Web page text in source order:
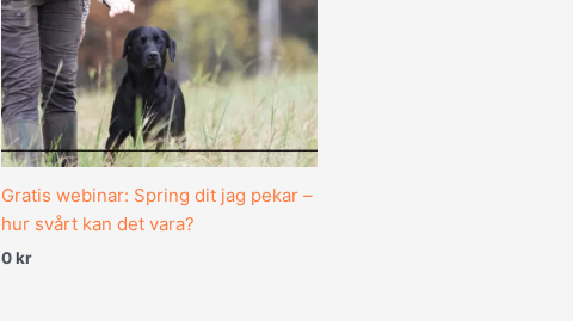
Gratis webinar: Spring dit jag pekar –
hur svårt kan det vara?
0kr